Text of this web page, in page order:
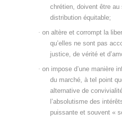
chrétien, doivent être
distribution équitable;
· on altère et corrompt la
qu’elles ne sont pas
justice, de vérité et
· on impose d’une manière
du marché, à tel point
alternative de
l’absolutisme des
puissante et souvent «